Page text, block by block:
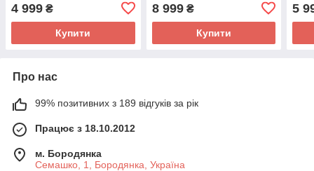
4 999 ₴
Купити
8 999₴
Купити
5
Про нас
99% позитивних з 189 відгуків за рік
Працює з 18.10.2012
м. Бородянка
Семашко, 1, Бородянка, Україна